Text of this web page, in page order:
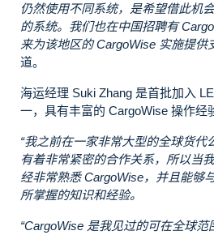
仍然使用不同系统，是希望借此机
的系统。我们也在中国招聘有
来为该地区的 CargoWise 实施提供
道。
海运经理 Suki Zhang 是首批加入
一，具有丰富的 CargoWise 操作经
“我之前在一家非常大型的全球货代
有着非常紧密的合作关系，所以当
经非常熟悉 CargoWise，并且能够
所掌握的知识和经验。
“CargoWise 是我见过的可在全球